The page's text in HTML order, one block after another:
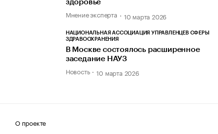
здоровье
Мнение эксперта 10 марта 2026
НАЦИОНАЛЬНАЯ АССОЦИАЦИЯ УПРАВЛЕНЦЕВ СФЕРЫ
ЗДРАВООХРАНЕНИЯ
В Москве состоялось расширенное
заседание НАУЗ
Новость 10 марта 2026
О проекте